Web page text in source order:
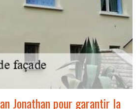
Jonathan pour garantir la